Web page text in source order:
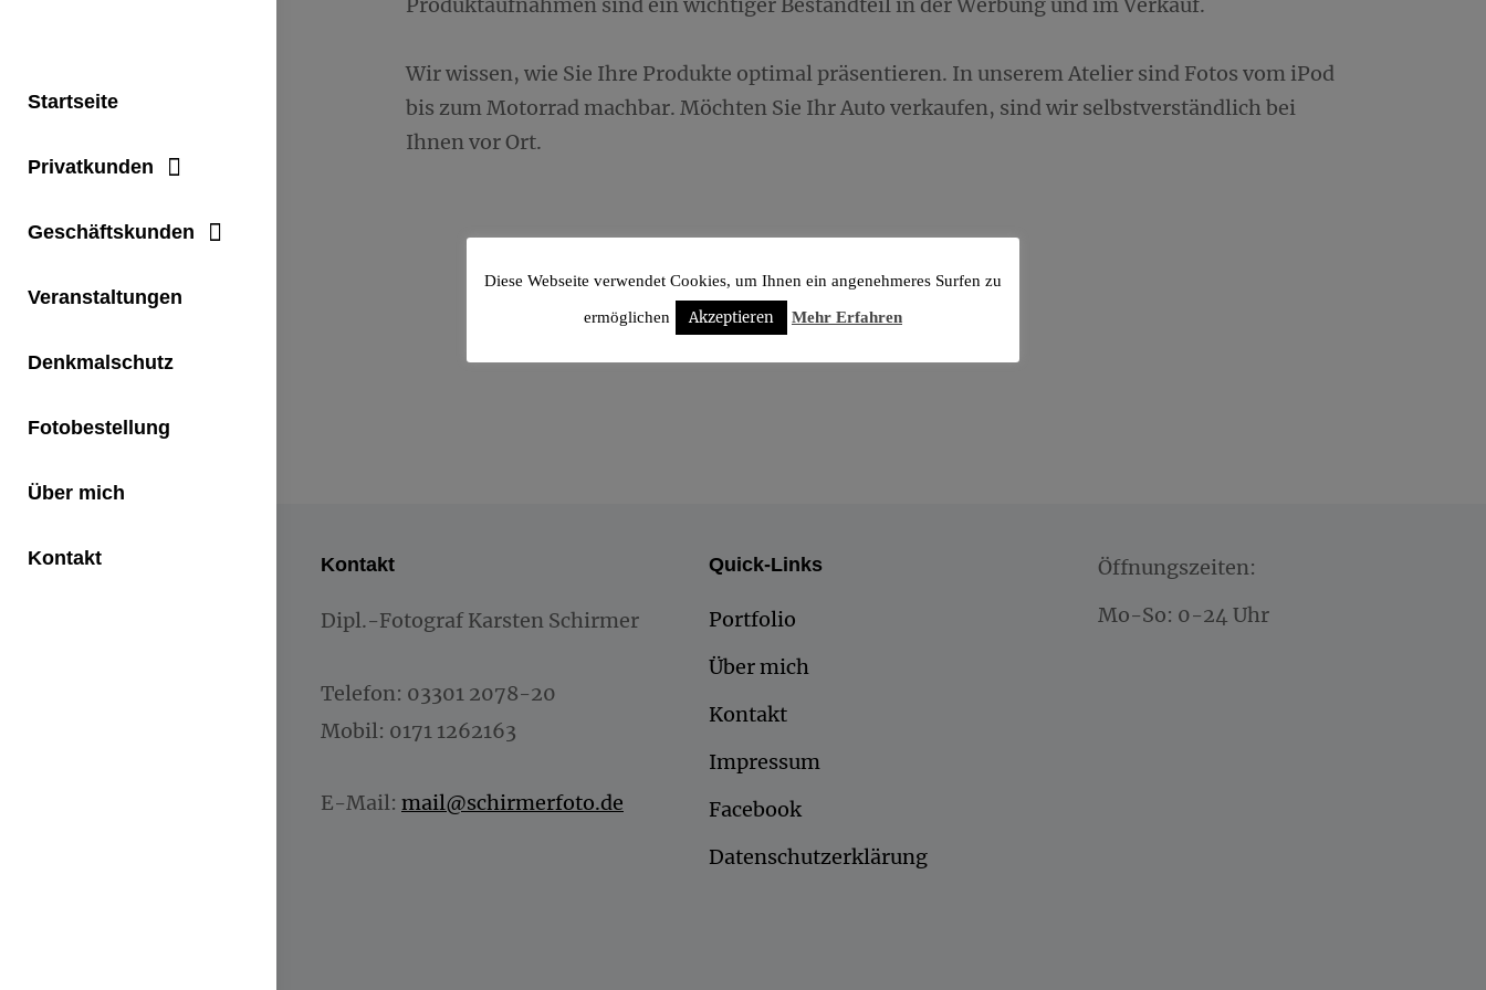
Startseite
Privatkunden
Geschäftskunden
Veranstaltungen
Denkmalschutz
Fotobestellung
Über mich
Kontakt
Wir wissen, wie Sie Ihre Produkte optimal präsentieren. In unserem Atelier sind Fotos vom iPod
bis zum Motorrad machbar. Möchten Sie Ihr Auto verkaufen, sind wir selbstverständlich bei
Ihnen vor Ort.
Kontakt
Dipl.-Fotograf Karsten Schirmer
Telefon: 03301 2078-20
Mobil: 0171 1262163
E-Mail: mail@schirmerfoto.de
Quick-Links
Portfolio
Über mich
Kontakt
Impressum
Facebook
Datenschutzerklärung
Öffnungszeiten:
Mo-So: 0-24 Uhr
Diese Webseite verwendet Cookies, um Ihnen ein angenehmeres Surfen zu
ermöglichen Akzeptieren Mehr Erfahren